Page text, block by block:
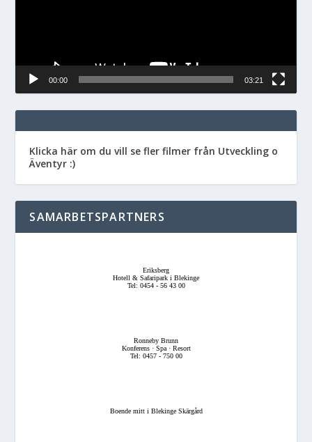
00:00 03:21
Klicka här om du vill se fler filmer från Utveckling o
Äventyr :)
SAMARBETSPARTNERS
Eriksberg
Hotell & Safaripark i Blekinge
Tel: 0454 - 56 43 00
Ronneby Brunn
Konferens · Spa · Resort
Tel: 0457 - 750 00
Boende mitt i Blekinge Skärgård